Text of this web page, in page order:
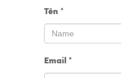
Tên *
Email *